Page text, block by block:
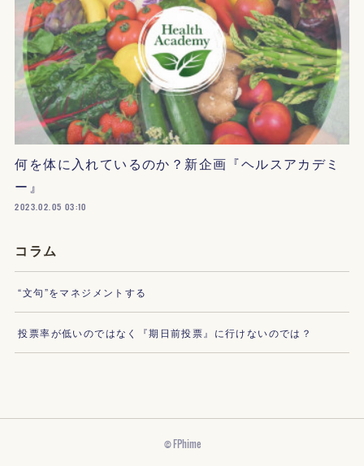
何を体に入れているのか？新企画『ヘルスアカデミ
ー』
2023.02.05 03:10
コラム
“文句”をマネジメントする
投票率が低いのではなく『期日前投票』に行けないのでは？
© FPhime